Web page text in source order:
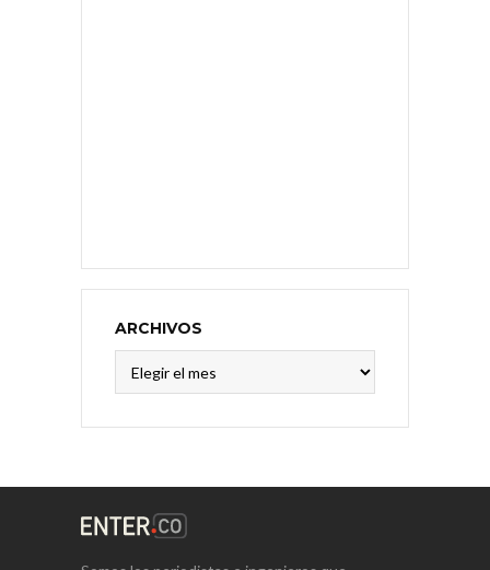
ARCHIVOS